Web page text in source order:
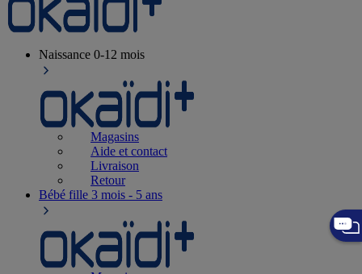
Naissance 0-12 mois
Magasins
Aide et contact
Livraison
Retour
Bébé fille 3 mois - 5 ans